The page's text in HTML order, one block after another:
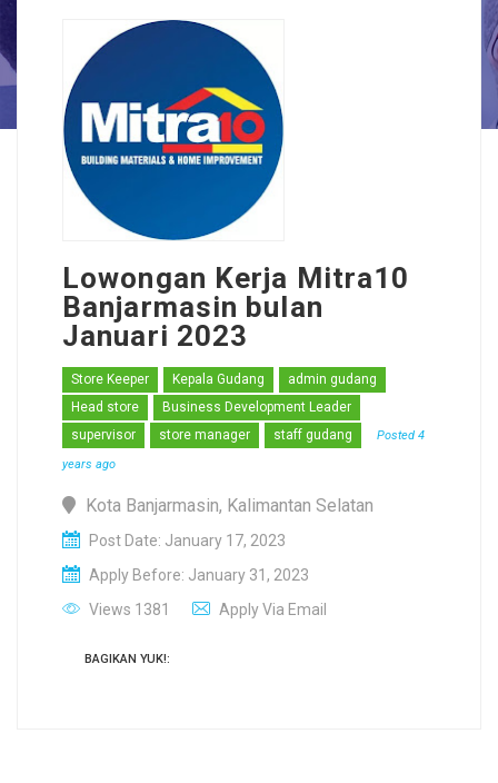
Lowongan Kerja Mitra10
Banjarmasin bulan
Januari 2023
Store Keeper Kepala Gudang
admin gudang
Head store
Business Development Leader
supervisor
store manager staff gudang
Posted 4
years ago
Kota Banjarmasin, Kalimantan Selatan
Post Date: January 17, 2023
Apply Before: January 31, 2023
Views 1381
Apply Via Email
BAGIKAN YUK!: